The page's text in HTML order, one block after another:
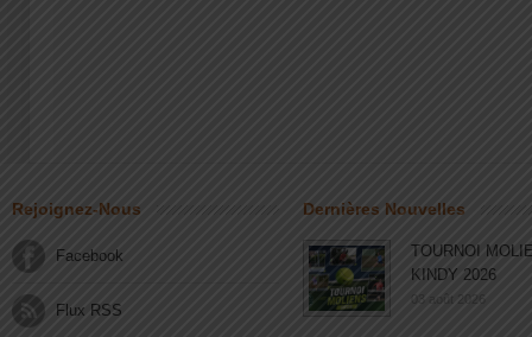
Rejoignez-Nous
Facebook
Flux RSS
Dernières Nouvelles
TOURNOI
KINDY 2026
03 août 2026